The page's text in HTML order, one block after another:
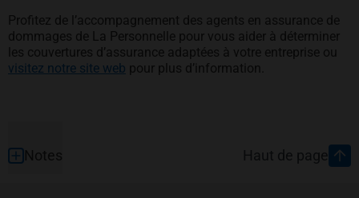
Profitez de l’accompagnement des agents en assurance de
dommages de La Personnelle pour vous aider à déterminer
les couvertures d’assurance adaptées à votre entreprise ou
visitez notre site web pour plus d’information.
Haut de page